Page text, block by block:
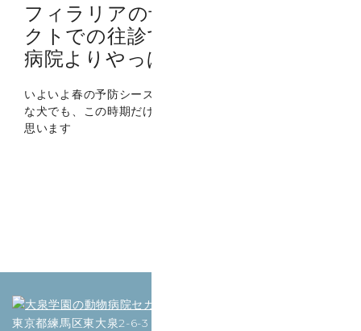
フィラリアの予防をセカンドセレ
クトでの往診で。混んでいる動物
病院よりやっぱり往診では？
いよいよ春の予防シーズンが到来しました。 どんなに健康
な犬でも、この時期だけは動物病院に行かざるを得ないと
思います
東京都練馬区東大泉2-6-3 （大泉学園駅から